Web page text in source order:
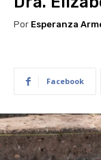
Por Esperanza
Facebook